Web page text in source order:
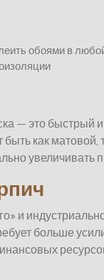
обоями в
— это быстрый
как матовой,
увеличивать
и
больше